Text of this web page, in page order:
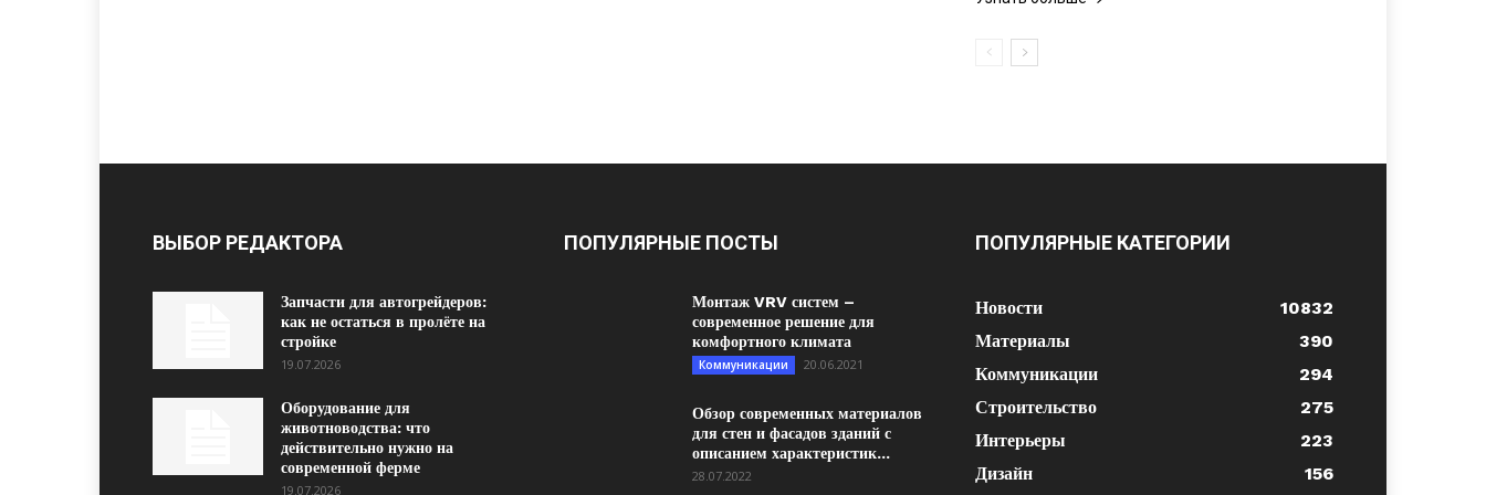
ВЫБОР РЕДАКТОРА
Запчасти для автогрейдеров:
как не остаться в пролёте на
стройке
19.07.2026
Оборудование для
животноводства: что
действительно нужно на
современной ферме
19.07.2026
ПОПУЛЯРНЫЕ ПОСТЫ
Монтаж VRV систем –
современное решение для
комфортного климата
Коммуникации 20.06.2021
Обзор современных материалов
для стен и фасадов зданий с
описанием характеристик...
28.07.2022
ПОПУЛЯРНЫЕ КАТЕГОРИИ
Новости
10832
Материалы
390
Коммуникации
294
Строительство
275
Интерьеры
223
Дизайн
156